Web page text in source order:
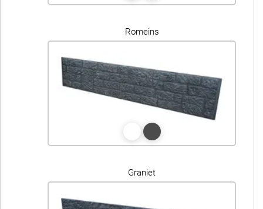
Romeins
Graniet